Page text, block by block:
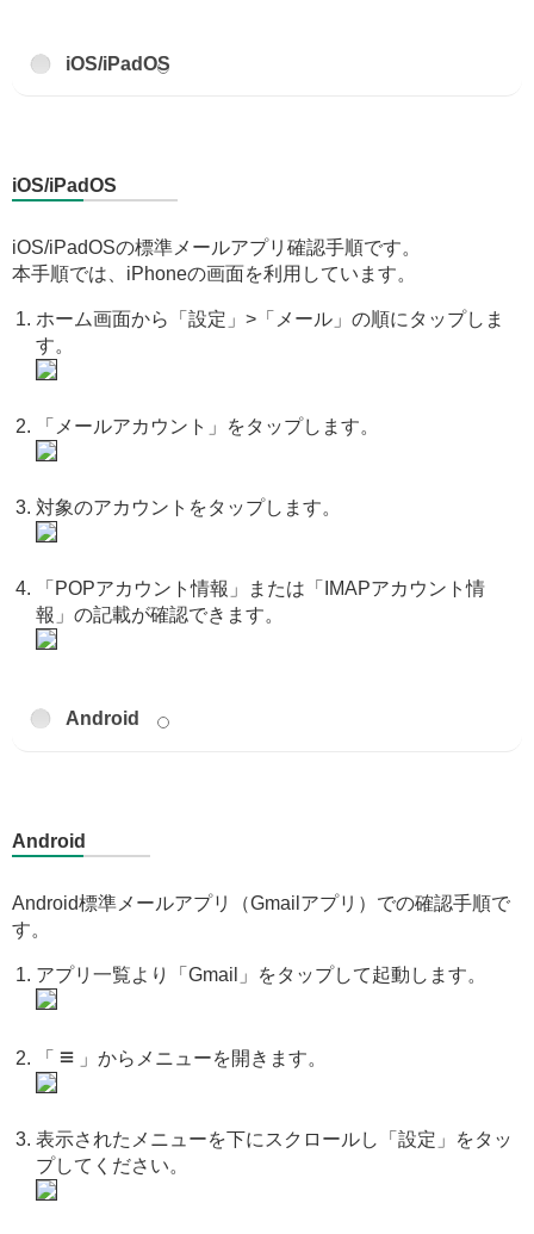
iOS/iPadOS
iOS/iPadOS
iOS/iPadOSの標準メールアプリ確認手順です。
本手順では、iPhoneの画面を利用しています。
ホーム画面から「設定」>「メール」の順にタップしま
す。
「メールアカウント」をタップします。
対象のアカウントをタップします。
「POPアカウント情報」または「IMAPアカウント情
報」の記載が確認できます。
Android
Android
Android標準メールアプリ（Gmailアプリ）での確認手順で
す。
アプリ一覧より「Gmail」をタップして起動します。
「 ≡ 」からメニューを開きます。
表示されたメニューを下にスクロールし「設定」をタッ
プしてください。